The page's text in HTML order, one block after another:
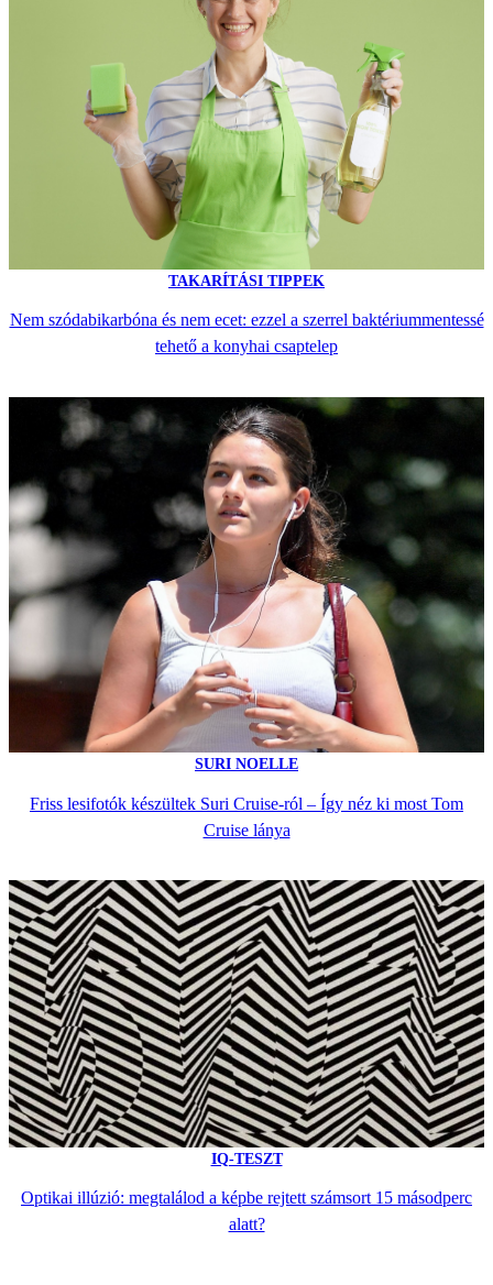
TAKARÍTÁSI TIPPEK
Nem szódabikarbóna és nem ecet: ezzel a szerrel baktériummentessé
tehető a konyhai csaptelep
SURI NOELLE
Friss lesifotók készültek Suri Cruise-ról – Így néz ki most Tom
Cruise lánya
IQ-TESZT
Optikai illúzió: megtalálod a képbe rejtett számsort 15 másodperc
alatt?